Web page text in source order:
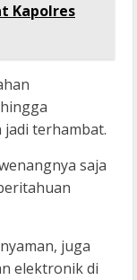
Kapolres
jadi terhambat.
saja
juga
elektronik di